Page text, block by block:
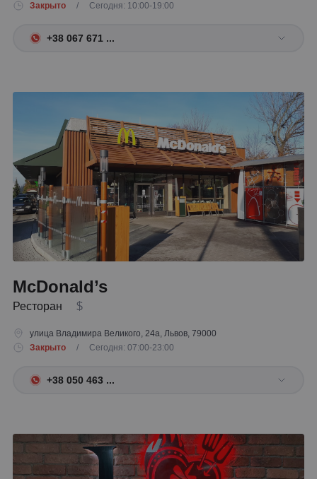
Закрыто
/ Сегодня: 10:00-19:00
+38 067 671 ...
McDonald’s
Ресторан $
улица Владимира Великого, 24а, Львов, 79000
Закрыто
/ Сегодня: 07:00-23:00
+38 050 463 ...